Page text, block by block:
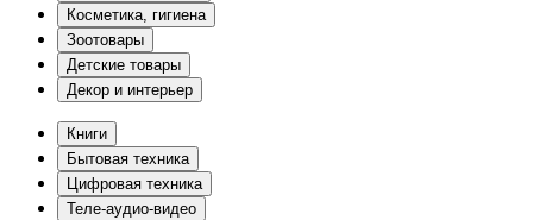
Косметика, гигиена
Зоотовары
Детские товары
Декор и интерьер
Книги
Бытовая техника
Цифровая техника
Теле-аудио-видео